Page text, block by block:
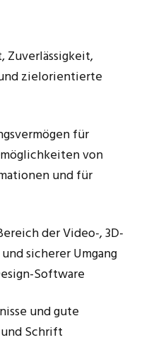
Zuverlässigkeit,
zielorientierte
für
von
und für
der Video-, 3D-
sicherer Umgang
Software
und gute
Schrift